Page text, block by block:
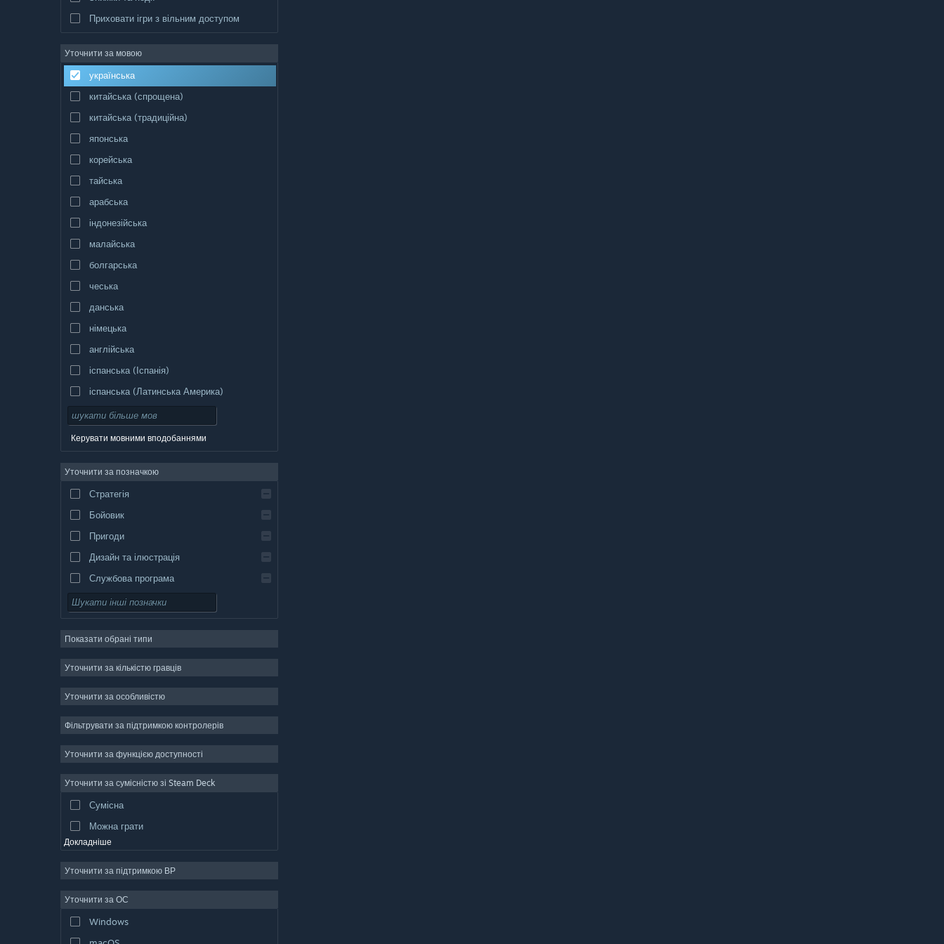
Приховати ігри з вільним доступом
Уточнити за мовою
українська
китайська (спрощена)
китайська (традиційна)
японська
корейська
тайська
арабська
індонезійська
малайська
болгарська
чеська
данська
німецька
англійська
іспанська (Іспанія)
іспанська (Латинська Америка)
Керувати мовними вподобаннями
Уточнити за позначкою
Стратегія
Бойовик
Пригоди
Дизайн та ілюстрація
Службова програма
Вільний доступ
Масова багатокористувацька
Симулятор
Створення відео
Обробка фотографій
Показати обрані типи
Уточнити за кількістю гравців
Уточнити за особливістю
Фільтрувати за підтримкою контролерів
Уточнити за функцією доступності
Уточнити за сумісністю зі Steam Deck
Сумісна
Можна грати
Докладніше
Уточнити за підтримкою ВР
Уточнити за ОС
Windows